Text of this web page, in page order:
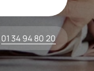
01 34 94 80 20